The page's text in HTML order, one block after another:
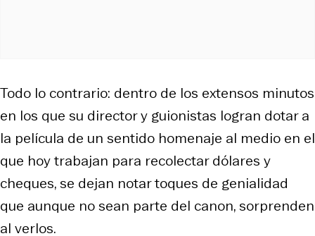
Todo lo contrario: dentro de los extensos minutos
en los que su director y guionistas logran dotar a
la película de un sentido homenaje al medio en el
que hoy trabajan para recolectar dólares y
cheques, se dejan notar toques de genialidad
que aunque no sean parte del canon, sorprenden
al verlos.